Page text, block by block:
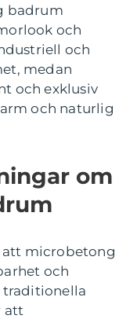
badrum
och
och
medan
och exklusiv
och naturlig
om
att microbetong
och
traditionella
att